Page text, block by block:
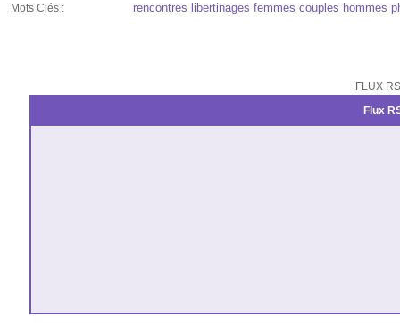
Mots Clés : rencontres libertinages femmes couples hommes
FLUX
Flux